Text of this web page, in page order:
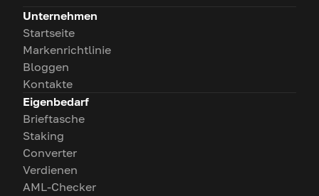
Unternehmen
Startseite
Markenrichtlinie
Bloggen
Kontakte
Eigenbedarf
Brieftasche
Staking
Converter
Verdienen
AML-Checker